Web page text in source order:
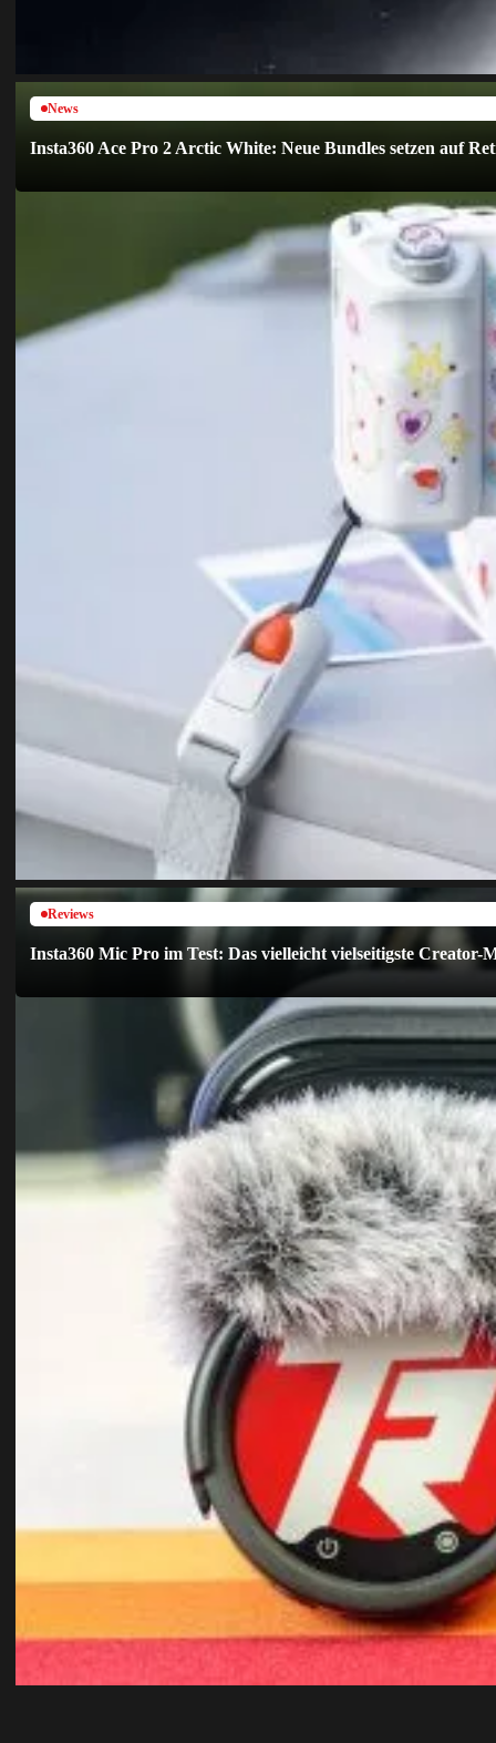
News
Insta360 Ace Pro 2 Arctic White: Neue Bundles setzen auf
Reviews
Insta360 Mic Pro im Test: Das vielleicht vielseitigste Creator-